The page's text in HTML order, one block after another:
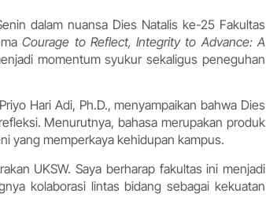
dalam nuansa Dies Natalis ke-25 Fakultas
Courage to Reflect, Integrity to Advance: A
momentum syukur sekaligus peneguhan
Hari Adi, Ph.D., menyampaikan bahwa Dies
Menurutnya, bahasa merupakan produk
yang memperkaya kehidupan kampus.
UKSW. Saya berharap fakultas ini menjadi
kolaborasi lintas bidang sebagai kekuatan